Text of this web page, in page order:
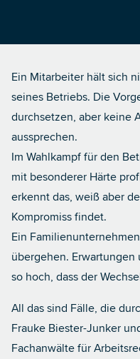
Ein Mitarbeiter hält sich
seines Betriebs. Die
durchsetzen, aber keine
aussprechen.
Im Wahlkampf für den
mit besonderer Härte
erkennt das, weiß aber
Kompromiss findet.
Ein
übergehen.
so hoch, dass der
All das sind Fälle, die
Frauke Biester-Junker
Fachanwälte für